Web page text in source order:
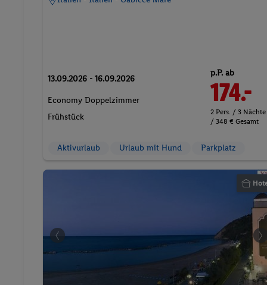
13.09.2026 - 16.09.2026
Economy Doppelzimmer
Frühstück
p.P. ab
174.-
2 Pers. / 3 Nächte
/ 348 € Gesamt
Aktivurlaub Urlaub mit Hund Parkplatz